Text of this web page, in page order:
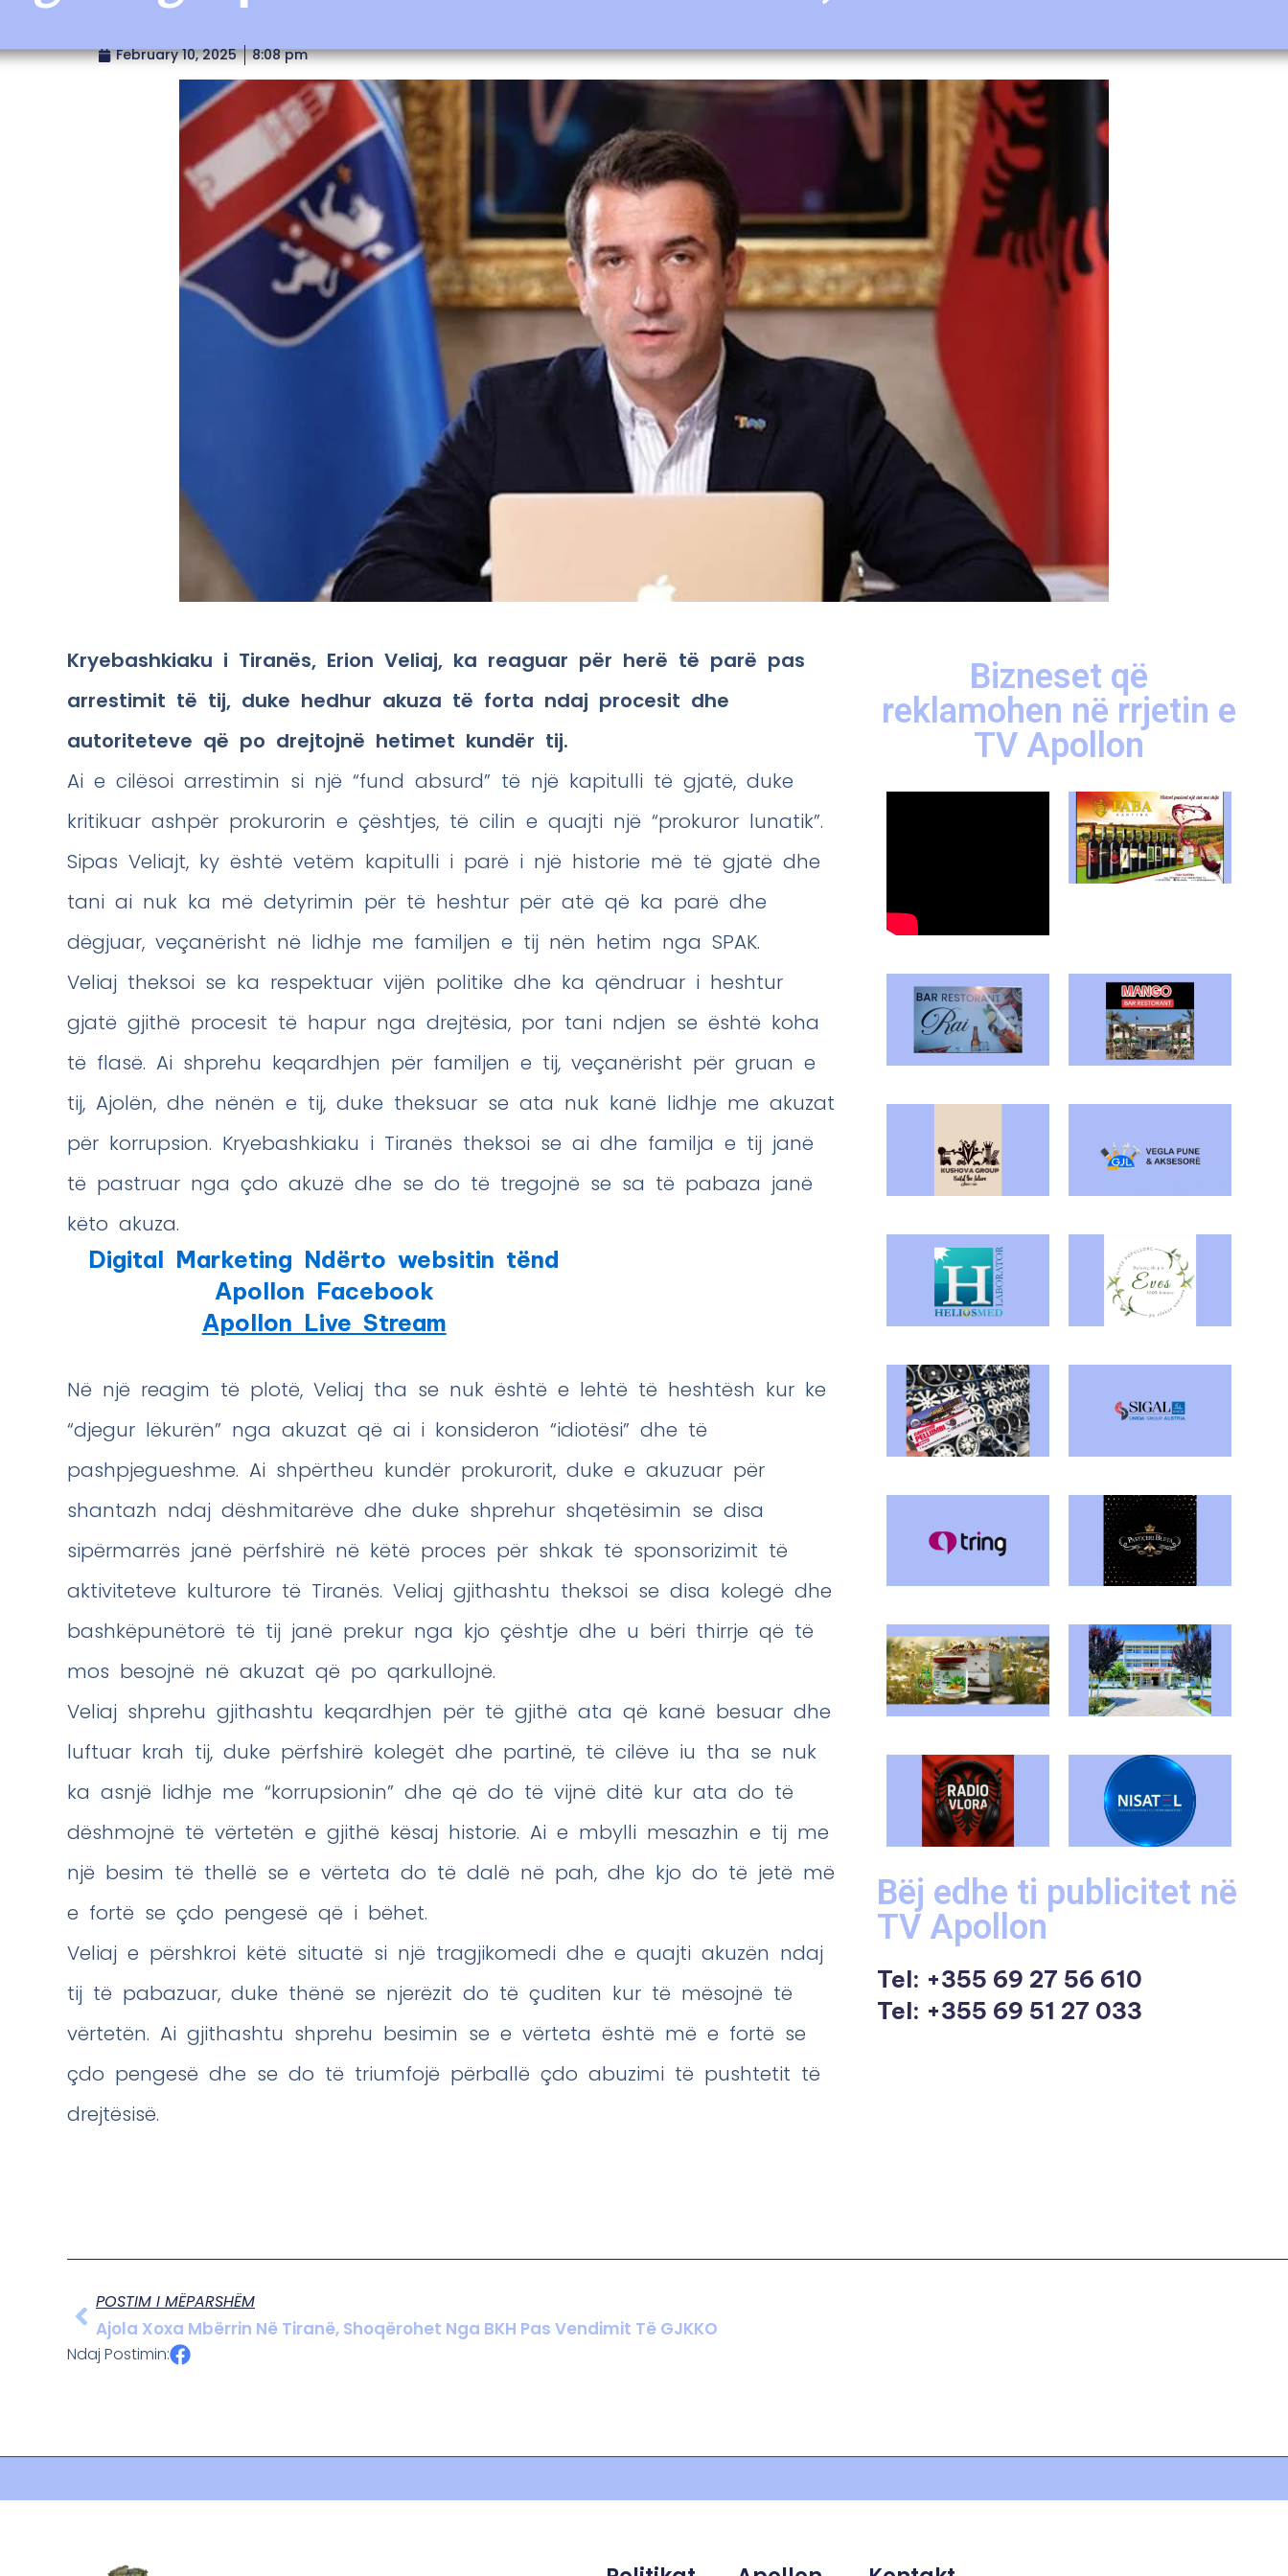
February 10, 2025 8:08 pm
Kryebashkiaku i Tiranës, Erion Veliaj, ka reaguar për herë të parë pas
arrestimit të tij, duke hedhur akuza të forta ndaj procesit dhe
autoriteteve që po drejtojnë hetimet kundër tij.
Ai e cilësoi arrestimin si një “fund absurd” të një kapitulli të gjatë, duke
kritikuar ashpër prokurorin e çështjes, të cilin e quajti një “prokuror lunatik”.
Sipas Veliajt, ky është vetëm kapitulli i parë i një historie më të gjatë dhe
tani ai nuk ka më detyrimin për të heshtur për atë që ka parë dhe
dëgjuar, veçanërisht në lidhje me familjen e tij nën hetim nga SPAK.
Veliaj theksoi se ka respektuar vijën politike dhe ka qëndruar i heshtur
gjatë gjithë procesit të hapur nga drejtësia, por tani ndjen se është koha
të flasë. Ai shprehu keqardhjen për familjen e tij, veçanërisht për gruan e
tij, Ajolën, dhe nënën e tij, duke theksuar se ata nuk kanë lidhje me akuzat
për korrupsion. Kryebashkiaku i Tiranës theksoi se ai dhe familja e tij janë
të pastruar nga çdo akuzë dhe se do të tregojnë se sa të pabaza janë
këto akuza.
Digital Marketing Ndërto websitin tënd
Apollon Facebook
Apollon Live Stream
Në një reagim të plotë, Veliaj tha se nuk është e lehtë të heshtësh kur ke
“djegur lëkurën” nga akuzat që ai i konsideron “idiotësi” dhe të
pashpjegueshme. Ai shpërtheu kundër prokurorit, duke e akuzuar për
shantazh ndaj dëshmitarëve dhe duke shprehur shqetësimin se disa
sipërmarrës janë përfshirë në këtë proces për shkak të sponsorizimit të
aktiviteteve kulturore të Tiranës. Veliaj gjithashtu theksoi se disa kolegë dhe
bashkëpunëtorë të tij janë prekur nga kjo çështje dhe u bëri thirrje që të
mos besojnë në akuzat që po qarkullojnë.
Veliaj shprehu gjithashtu keqardhjen për të gjithë ata që kanë besuar dhe
luftuar krah tij, duke përfshirë kolegët dhe partinë, të cilëve iu tha se nuk
ka asnjë lidhje me “korrupsionin” dhe që do të vijnë ditë kur ata do të
dëshmojnë të vërtetën e gjithë kësaj historie. Ai e mbylli mesazhin e tij me
një besim të thellë se e vërteta do të dalë në pah, dhe kjo do të jetë më
e fortë se çdo pengesë që i bëhet.
Veliaj e përshkroi këtë situatë si një tragjikomedi dhe e quajti akuzën ndaj
tij të pabazuar, duke thënë se njerëzit do të çuditen kur të mësojnë të
vërtetën. Ai gjithashtu shprehu besimin se e vërteta është më e fortë se
çdo pengesë dhe se do të triumfojë përballë çdo abuzimi të pushtetit të
drejtësisë.
Bizneset që
reklamohen në rrjetin e
TV Apollon
Bëj edhe ti publicitet në
TV Apollon
Tel: +355 69 27 56 610
Tel: +355 69 51 27 033
POSTIM I MËPARSHËM
Ajola Xoxa Mbërrin Në Tiranë, Shoqërohet Nga BKH Pas Vendimit Të GJKKO
Ndaj Postimin: